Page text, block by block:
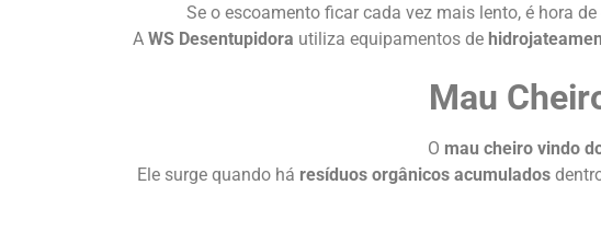
Se o escoamento ficar cada vez mais lento, é hora
A WS Desentupidora utiliza equipamentos de
Mau
O mau cheiro vindo
Ele surge quando há resíduos orgânicos acumulados